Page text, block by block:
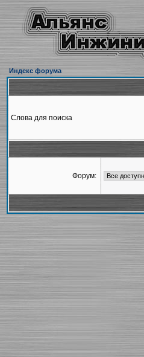
Индекс форума
Слова для поиска
Форум: